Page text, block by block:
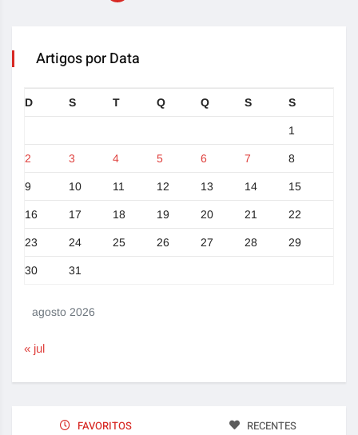
Artigos por Data
agosto 2026
D S T Q Q S S
1
2 3 4 5 6 7 8
9 10 11 12 13 14 15
16 17 18 19 20 21 22
23 24 25 26 27 28 29
30 31
« jul
FAVORITOS RECENTES